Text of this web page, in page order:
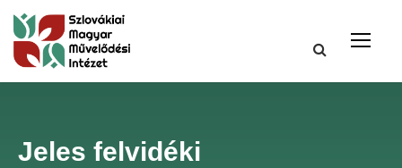
Jeles felvidéki